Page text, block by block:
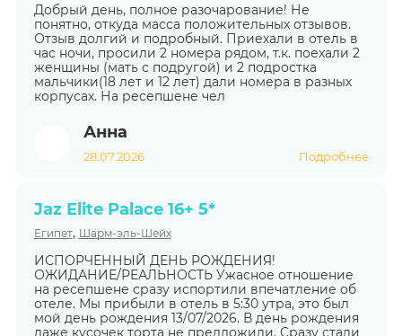
Добрый день, полное разочарование! Не
понятно, откуда масса положительных отзывов.
Отзыв долгий и подробный. Приехали в отель в
час ночи, просили 2 номера рядом, т.к. поехали 2
женщины (мать с подругой) и 2 подростка
мальчики(18 лет и 12 лет) дали номера в разных
корпусах. На ресепшене чел
Анна
28.07.2026 Подробнее
Jaz Elite Palace 16+ 5*
Египет, Шарм-эль-Шейх
ИСПОРЧЕННЫЙ ДЕНЬ РОЖДЕНИЯ!
ОЖИДАНИЕ/РЕАЛЬНОСТЬ Ужасное отношение
на ресепшене сразу испортили впечатление об
отеле. Мы прибыли в отель в 5:30 утра, это был
мой день рождения 13/07/2026. В день рождения
даже кусочек торта не предложили. Cразу стали